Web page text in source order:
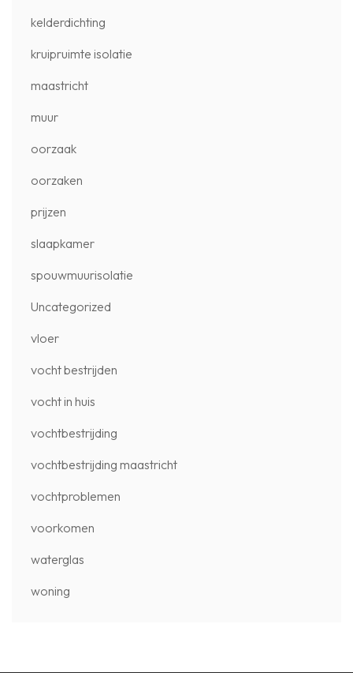
kelderdichting
kruipruimte isolatie
maastricht
muur
oorzaak
oorzaken
prijzen
slaapkamer
spouwmuurisolatie
Uncategorized
vloer
vocht bestrijden
vocht in huis
vochtbestrijding
vochtbestrijding maastricht
vochtproblemen
voorkomen
waterglas
woning